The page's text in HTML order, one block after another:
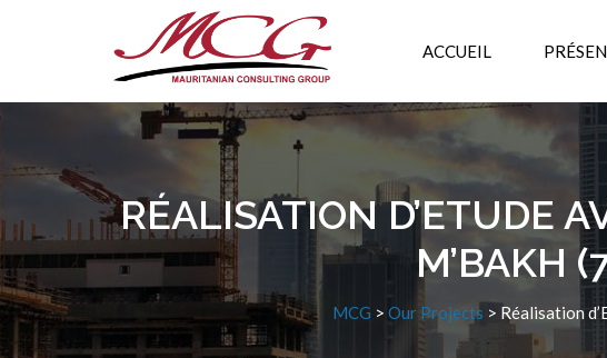
ACCUEIL
RÉALISATION D’ETUDE
M’BAKH
MCG > Our Projects > Réalisation